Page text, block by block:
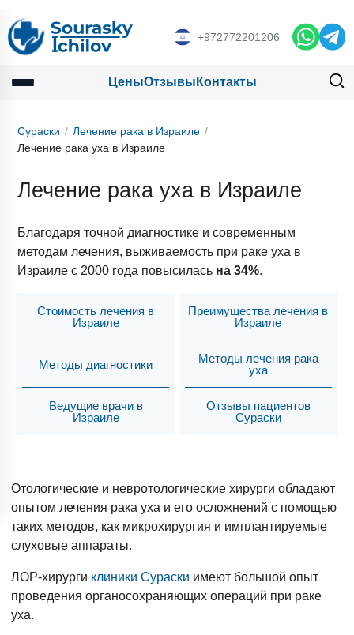
Сураски
Лечение рака в Израиле
Лечение рака уха в Израиле
Лечение рака уха в Израиле
Благодаря точной диагностике и современным
методам лечения, выживаемость при раке уха в
Израиле с 2000 года повысилась на 34%.
Стоимость лечения в
Израиле
Преимущества лечения в
Израиле
Методы диагностики
Методы лечения рака
уха
Ведущие врачи в
Израиле
Отзывы пациентов
Сураски
Отологические и невротологические хирурги обладают
опытом лечения рака уха и его осложнений с помощью
таких методов, как микрохирургия и имплантируемые
слуховые аппараты.
ЛОР-хирурги клиники Сураски имеют большой опыт
проведения органосохраняющих операций при раке
уха.